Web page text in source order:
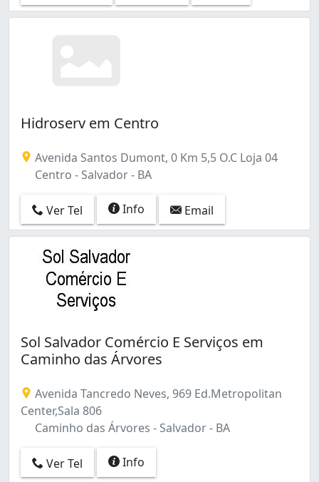
Hidroserv em Centro
Avenida Santos Dumont, 0 Km 5,5 O.C Loja 04
Centro - Salvador - BA
Ver Tel Info Email
Sol Salvador Comércio E Serviços em
Caminho das Árvores
Avenida Tancredo Neves, 969 Ed.Metropolitan
Center,Sala 806
Caminho das Árvores - Salvador - BA
Ver Tel Info